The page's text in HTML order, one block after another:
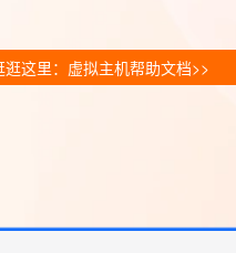
这里：虚拟主机帮助文档>>